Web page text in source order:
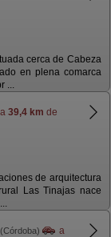
cerca de Cabeza
en plena comarca
...
a 39,4 km de
de arquitectura
Las Tinajas nace
(Córdoba)
a